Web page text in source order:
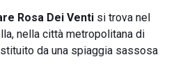
Rosa Dei Venti si trova nel
nella città metropolitana di
da una spiaggia sassosa